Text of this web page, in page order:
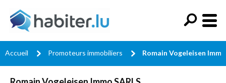
Accueil Promoteurs immobiliers Romain Vogeleisen Immo